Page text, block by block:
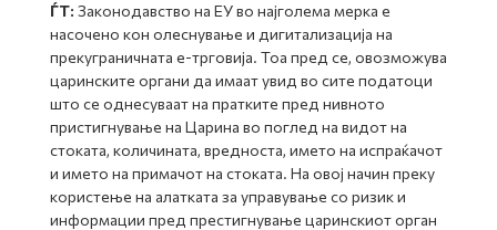
ЃТ: Законодавство на ЕУ во најголема мерка е
насочено кон олеснување и дигитализација на
прекуграничната е-трговија. Тоа пред се, овозможува
царинските органи да имаат увид во сите податоци
што се однесуваат на пратките пред нивното
пристигнување на Царина во поглед на видот на
стоката, количината, вредноста, името на испраќачот
и името на примачот на стоката. На овој начин преку
користење на алатката за управување со ризик и
информации пред престигнување царинскиот орган